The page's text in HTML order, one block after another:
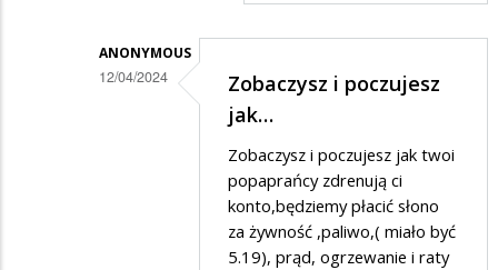
ANONYMOUS
12/04/2024
Zobaczysz i poczujesz
jak…
Zobaczysz i poczujesz jak twoi
popaprańcy zdrenują ci
konto,będziemy płacić słono
za żywność ,paliwo,( miało być
5.19), prąd, ogrzewanie i raty